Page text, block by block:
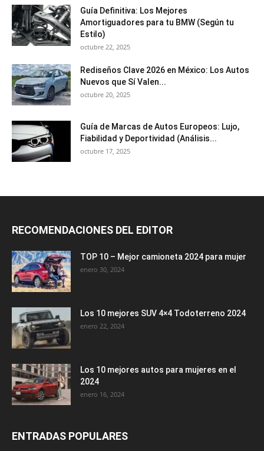
Guía Definitiva: Los Mejores
Amortiguadores para tu BMW (Según tu
Estilo)
octubre 22, 2025
Rediseños Clave 2026 en México: Los Autos
Nuevos que Sí Valen...
octubre 20, 2025
Guía de Marcas de Autos Europeos: Lujo,
Fiabilidad y Deportividad (Análisis...
octubre 17, 2025
RECOMENDACIONES DEL EDITOR
TOP 10 – Mejor camioneta 2024 para mujer
enero 30, 2024
Los 10 mejores SUV 4×4 Todoterreno 2024
enero 22, 2024
Los 10 mejores autos para mujeres en el
2024
enero 16, 2024
ENTRADAS POPULARES